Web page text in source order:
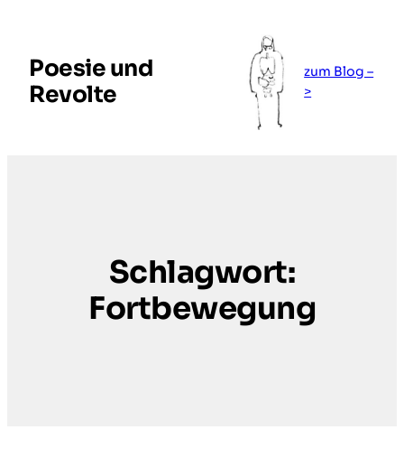
springen
Poesie und
Revolte
zum Blog –
>
Schlagwort:
Fortbewegung